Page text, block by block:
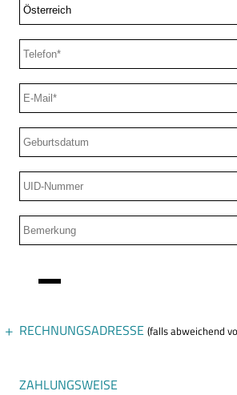
RECHNUNGSADRESSE (falls abweichend
ZAHLUNGSWEISE